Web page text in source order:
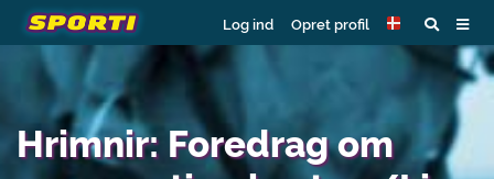
Log ind Opret profil
Hrimnir: Foredrag om